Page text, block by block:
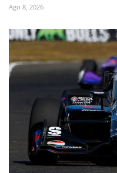
Ago 8, 2026